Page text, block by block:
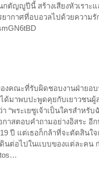
ตัญญูปีนี้ สร้างเสียงหัวเราะ
ากาศที่อบอวลไปด้วยความ
งคณะที่รับผิดชอบงานฝ่ายอ
มาพบปะพูดคุยกับเยาวชนผู้
พระเยซูเจ้าเป็นใครสำหรับ
สตอบคำถามอย่างอิสระ อีก
ปี แต่เธอก็กล้าที่จะตัดสินใ
นต่อไปในแบบของแต่ละคน